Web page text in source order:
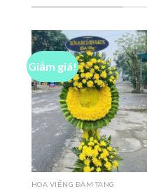
Giảm giá!
HOA VIẾNG ĐÁM TANG